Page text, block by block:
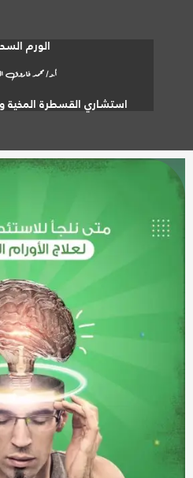
الورم
أ.د/ محمد فاروق
استشاري القسطرة المخية